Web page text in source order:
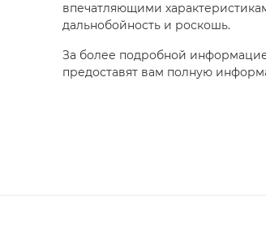
впечатляющими
дальнобойность и роскошь.
За более подробной
предоставят вам полную